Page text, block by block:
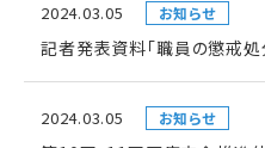
2024.03.05 お知らせ
記者発表資料「職員の懲戒処
2024.03.05 お知らせ